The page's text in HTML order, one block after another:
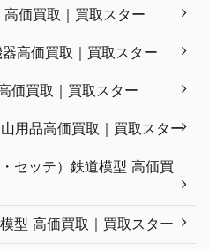
価買取｜買取スター
高価買取｜買取スター
価買取｜買取スター
用品高価買取｜買取スター
セッテ）鉄道模型 高価買
型 高価買取｜買取スター